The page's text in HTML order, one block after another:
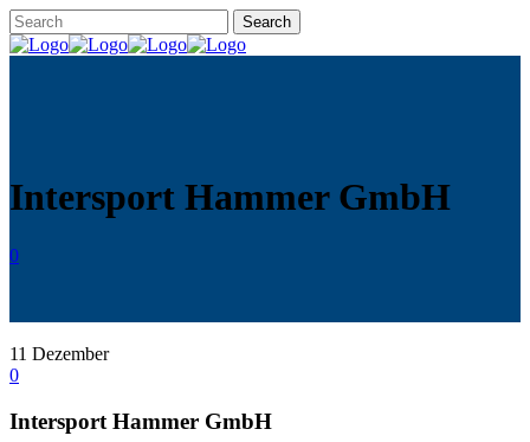
Intersport Hammer GmbH
0
11 Dezember
0
Intersport Hammer GmbH